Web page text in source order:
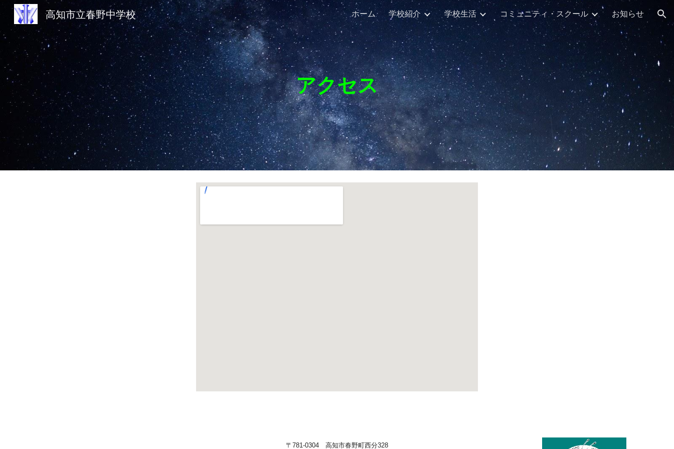
Skip to main content Skip to navigation
高知市立春野中学校 ホーム 学校紹介 学校生活 コミュニティ・スクール お知らせ
アクセス
〒781-0304 高知市春野町西分328